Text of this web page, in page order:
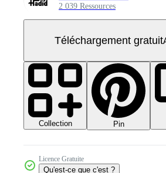
2 039 Ressources
Téléchargement gratuit
Collection Pin
Licence Gratuite
Qu'est-ce que c'est ?